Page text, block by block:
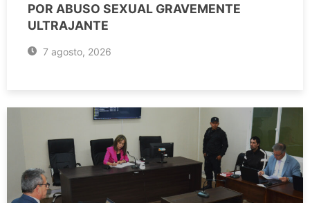
POR ABUSO SEXUAL GRAVEMENTE
ULTRAJANTE
7 agosto, 2026